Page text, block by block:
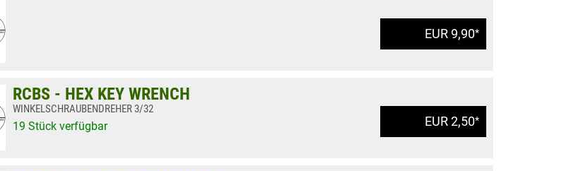
EUR 9,90*
EUR 2,50*
RCBS - HEX KEY WRENCH
WINKELSCHRAUBENDREHER 3/32
19 Stück verfügbar